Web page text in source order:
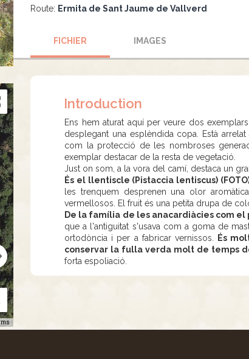
Route: Ermita de Sant Jaume de Vallverd
FICHIER IMAGES
Introduction
Ens hem aturat aquí per veure dos
desplegant una esplèndida copa. Està
com la protecció de les nombroses
exemplar destacar de la resta de vegetació.
Just on som, a la vora del camí, destaca un
És el llentiscle (Pistaccia lentiscus)
les trenquem desprenen una olor
vermellosos. El fruit és una petita drupa de
De la família de les anacardiàcies com el
que a l'antiguitat s'usava com a goma de
ortodòncia i per a fabricar vernissos.
És
conservar la fulla verda molt de temps
forta espoliació.